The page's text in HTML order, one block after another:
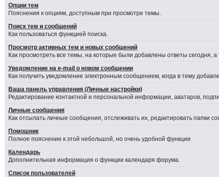
Опции тем
Пояснения к опциям, доступным при просмотре темы.
Поиск тем и сообщений
Как пользоваться функцией поиска.
Просмотр активных тем и новых сообщений
Как просмотреть все темы, на которые были добавлены ответы сегодня,
Уведомление на е-mail о новом сообщении
Как получить уведомление электронным сообщением, когда в тему
Ваша панель управления (Личные настройки)
Редактирование контактной и персональной информации, аватаров,
Личные сообщения
Как отсылать личные сообщения, отслеживать их, редактировать папки
Помошник
Полное пояснение к этой небольшой, но очень удобной функции
Календарь
Дополнительная информация о функции календаря форума.
Список пользователей